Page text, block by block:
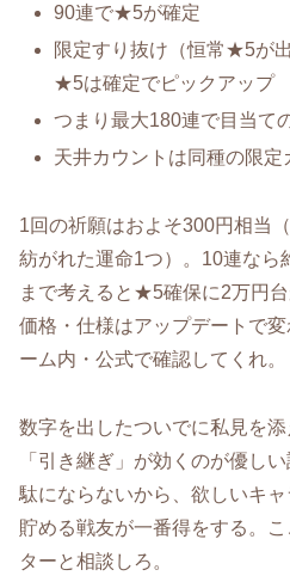
90連で★5が確定
限定すり抜け（恒常★5が
★5は確定でピックアップ
つまり最大180連で目当て
天井カウントは同種の限
1回の祈願はおよそ300円相当
紡がれた運命1つ）。10連なら
まで考えると★5確保に2万円
価格・仕様はアップデートで
ーム内・公式で確認してくれ。
数字を出したついでに私見を
「引き継ぎ」が効くのが優し
駄にならないから、欲しいキ
貯める戦友が一番得をする。
ターと相談しろ。